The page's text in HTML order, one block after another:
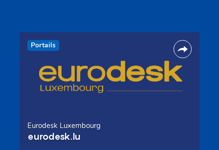
Portails
Eurodesk Luxembourg
eurodesk.lu